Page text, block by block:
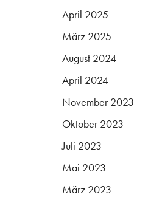
April 2025
März 2025
August 2024
April 2024
November 2023
Oktober 2023
Juli 2023
Mai 2023
März 2023